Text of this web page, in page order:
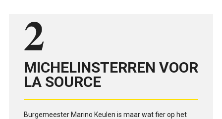
2
MICHELINSTERREN VOOR
LA SOURCE
Burgemeester Marino Keulen is maar wat fier op het